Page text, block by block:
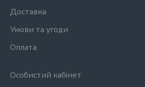
Доставка
Умови та угоди
Оплата
Особистий кабінет